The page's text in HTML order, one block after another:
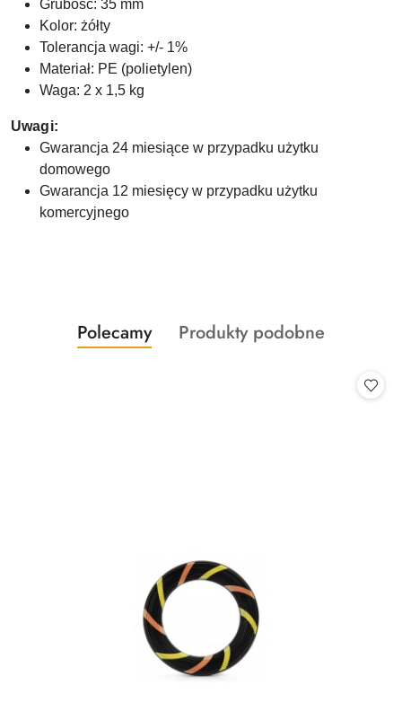
Grubość: 35 mm
Kolor: żółty
Tolerancja wagi: +/- 1%
Materiał: PE (polietylen)
Waga: 2 x 1,5 kg
Uwagi:
Gwarancja 24 miesiące w przypadku użytku
domowego
Gwarancja 12 miesięcy w przypadku użytku
komercyjnego
Pomiń karuzelę produktów
Produkty
o
Polecamy
Produkty
Produkty podobne